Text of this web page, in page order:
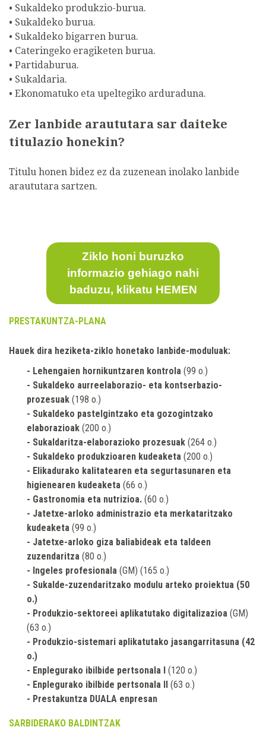
• Sukaldeko produkzio-burua.
• Sukaldeko burua.
• Sukaldeko bigarren burua.
• Cateringeko eragiketen burua.
• Partidaburua.
• Sukaldaria.
• Ekonomatuko eta upeltegiko arduraduna.
Zer lanbide araututara sar daiteke
titulazio honekin?
Titulu honen bidez ez da zuzenean inolako lanbide
araututara sartzen.
Ziklo honi buruzko
informazio gehiago nahi
baduzu, klikatu HEMEN
PRESTAKUNTZA-PLANA
Hauek dira heziketa-ziklo honetako lanbide-moduluak:
- Lehengaien hornikuntzaren kontrola (99 o.)
- Sukaldeko aurreelaborazio- eta kontserbazio-
prozesuak (198 o.)
- Sukaldeko pastelgintzako eta gozogintzako
elaborazioak (200 o.)
- Sukaldaritza-elaborazioko prozesuak (264 o.)
- Sukaldeko produkzioaren kudeaketa (200 o.)
- Elikadurako kalitatearen eta segurtasunaren eta
higienearen kudeaketa (66 o.)
- Gastronomia eta nutrizioa. (60 o.)
- Jatetxe-arloko administrazio eta merkataritzako
kudeaketa (99 o.)
- Jatetxe-arloko giza baliabideak eta taldeen
zuzendaritza (80 o.)
- Ingeles profesionala (GM) (165 o.)
- Sukalde-zuzendaritzako modulu arteko proiektua (50
o.)
- Produkzio-sektoreei aplikatutako digitalizazioa (GM)
(63 o.)
- Produkzio-sistemari aplikatutako jasangarritasuna (42
o.)
- Enplegurako ibilbide pertsonala I (120 o.)
- Enplegurako ibilbide pertsonala II (63 o.)
- Prestakuntza DUALA enpresan
SARBIDERAKO BALDINTZAK